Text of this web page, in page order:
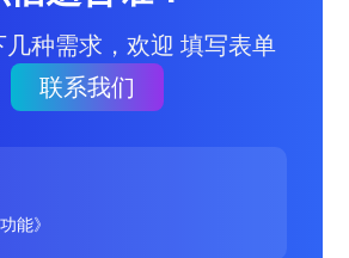
种需求，欢迎 填写表单
联系我们
能》